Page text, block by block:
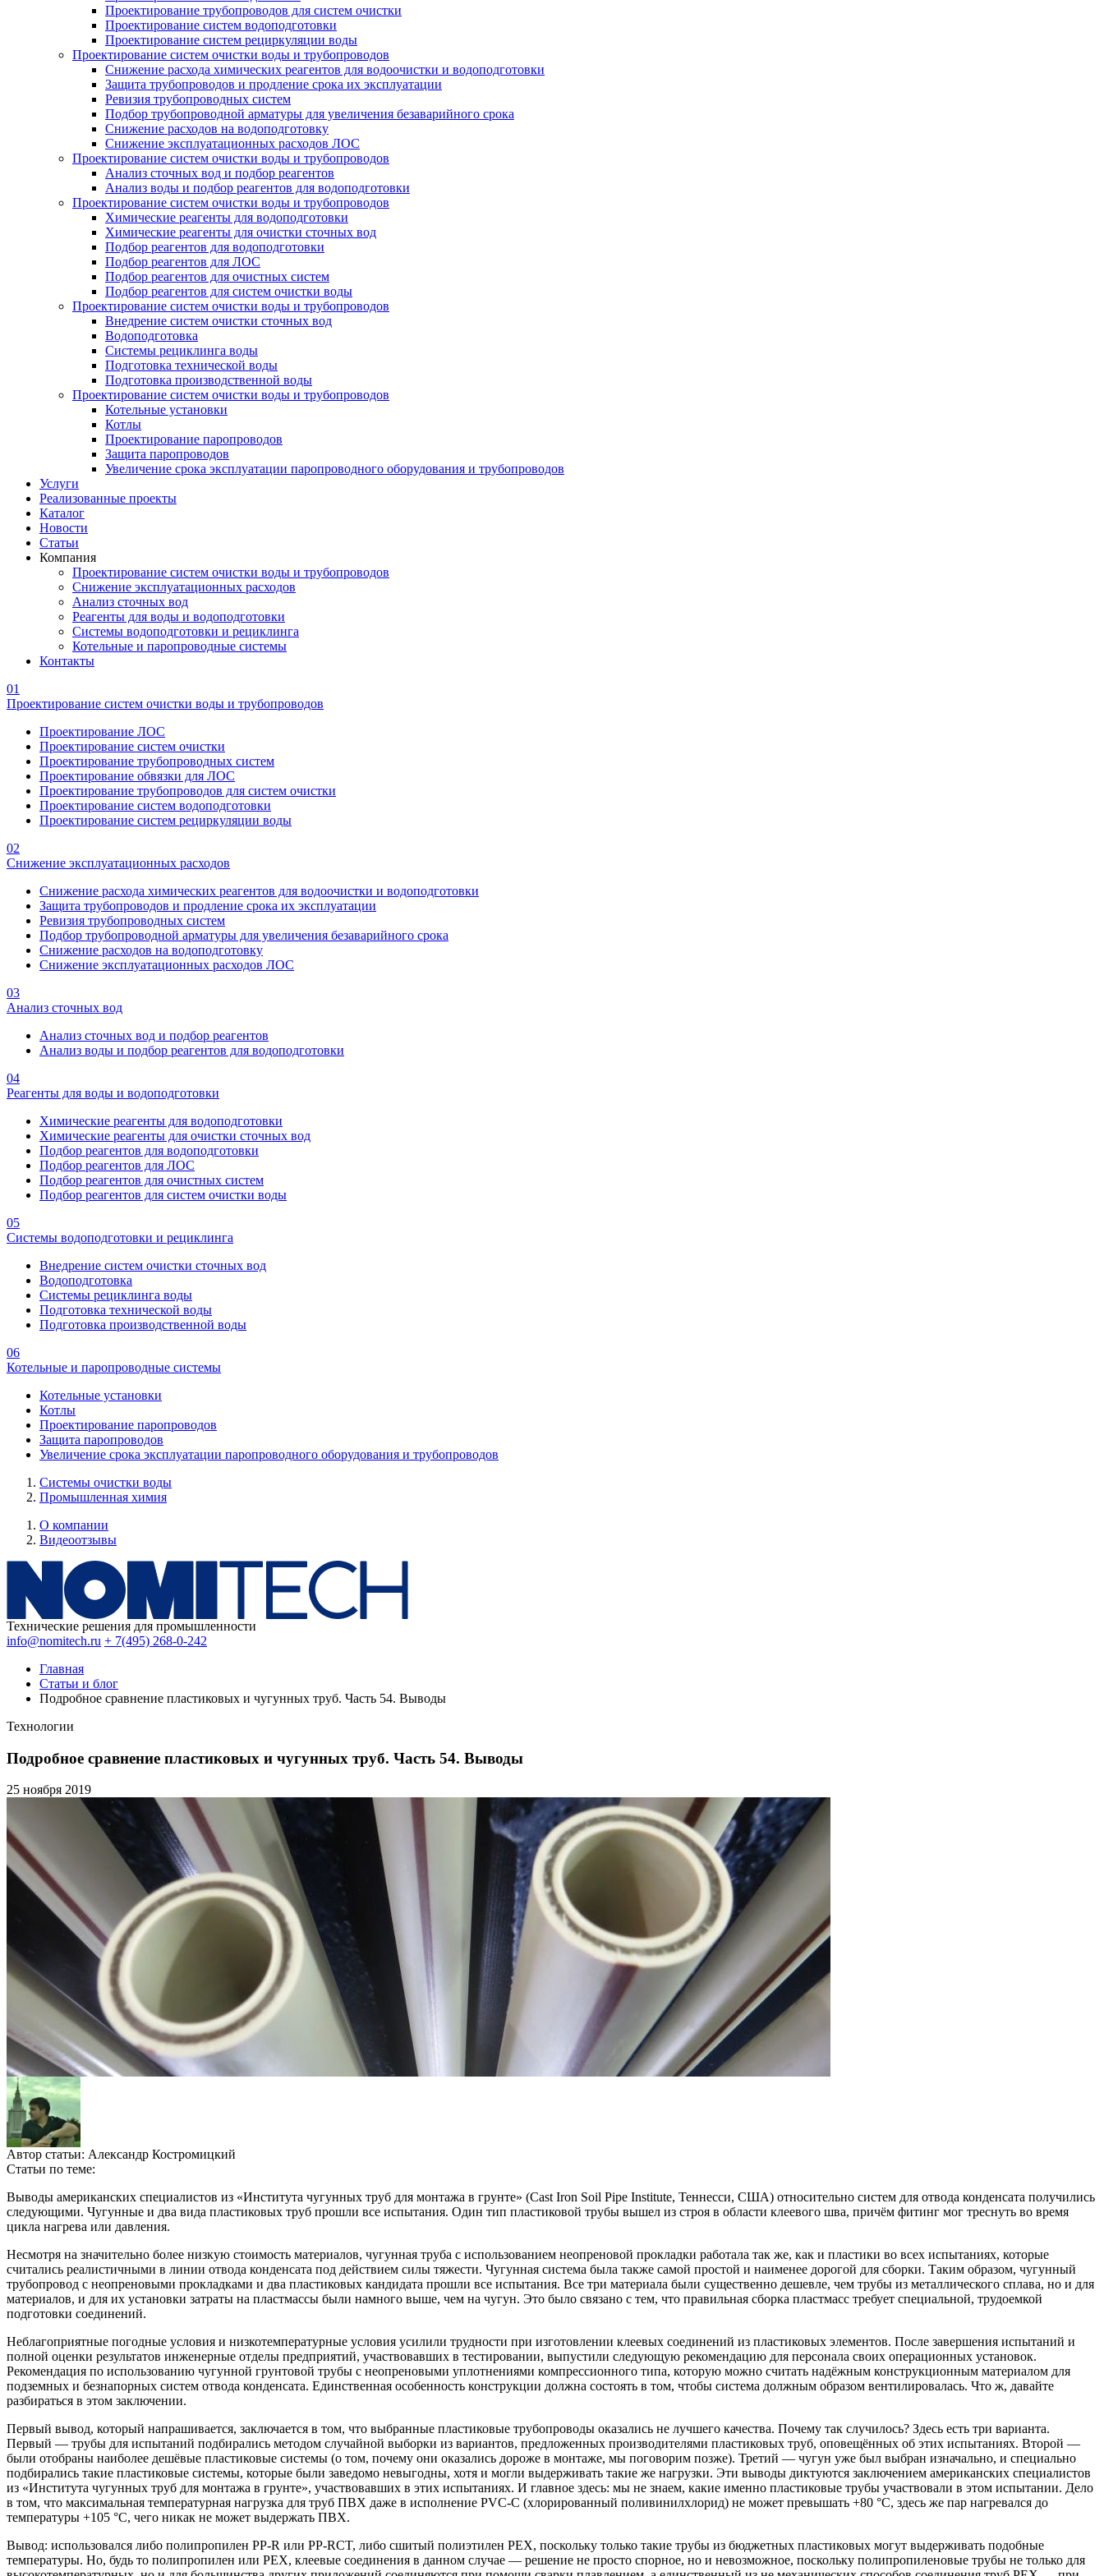
Проектирование трубопроводов для систем очистки
Проектирование систем водоподготовки
Проектирование систем рециркуляции воды
Проектирование систем очистки воды и трубопроводов
Снижение расхода химических реагентов для водоочистки и водоподготовки
Защита трубопроводов и продление срока их эксплуатации
Ревизия трубопроводных систем
Подбор трубопроводной арматуры для увеличения безаварийного срока
Снижение расходов на водоподготовку
Снижение эксплуатационных расходов ЛОС
Проектирование систем очистки воды и трубопроводов
Анализ сточных вод и подбор реагентов
Анализ воды и подбор реагентов для водоподготовки
Проектирование систем очистки воды и трубопроводов
Химические реагенты для водоподготовки
Химические реагенты для очистки сточных вод
Подбор реагентов для водоподготовки
Подбор реагентов для ЛОС
Подбор реагентов для очистных систем
Подбор реагентов для систем очистки воды
Проектирование систем очистки воды и трубопроводов
Внедрение систем очистки сточных вод
Водоподготовка
Системы рециклинга воды
Подготовка технической воды
Подготовка производственной воды
Проектирование систем очистки воды и трубопроводов
Котельные установки
Котлы
Проектирование паропроводов
Защита паропроводов
Увеличение срока эксплуатации паропроводного оборудования и трубопроводов
Услуги
Реализованные проекты
Каталог
Новости
Статьи
Компания
Проектирование систем очистки воды и трубопроводов
Снижение эксплуатационных расходов
Анализ сточных вод
Реагенты для воды и водоподготовки
Системы водоподготовки и рециклинга
Котельные и паропроводные системы
Контакты
01
Проектирование систем очистки воды и трубопроводов
Проектирование ЛОС
Проектирование систем очистки
Проектирование трубопроводных систем
Проектирование обвязки для ЛОС
Проектирование трубопроводов для систем очистки
Проектирование систем водоподготовки
Проектирование систем рециркуляции воды
02
Снижение эксплуатационных расходов
Снижение расхода химических реагентов для водоочистки и водоподготовки
Защита трубопроводов и продление срока их эксплуатации
Ревизия трубопроводных систем
Подбор трубопроводной арматуры для увеличения безаварийного срока
Снижение расходов на водоподготовку
Снижение эксплуатационных расходов ЛОС
03
Анализ сточных вод
Анализ сточных вод и подбор реагентов
Анализ воды и подбор реагентов для водоподготовки
04
Реагенты для воды и водоподготовки
Химические реагенты для водоподготовки
Химические реагенты для очистки сточных вод
Подбор реагентов для водоподготовки
Подбор реагентов для ЛОС
Подбор реагентов для очистных систем
Подбор реагентов для систем очистки воды
05
Системы водоподготовки и рециклинга
Внедрение систем очистки сточных вод
Водоподготовка
Системы рециклинга воды
Подготовка технической воды
Подготовка производственной воды
06
Котельные и паропроводные системы
Котельные установки
Котлы
Проектирование паропроводов
Защита паропроводов
Увеличение срока эксплуатации паропроводного оборудования и трубопроводов
Системы очистки воды
Промышленная химия
О компании
Видеоотзывы
Технические решения для промышленности
info@nomitech.ru + 7(495) 268-0-242
Главная
Статьи и блог
Подробное сравнение пластиковых и чугунных труб. Часть 54. Выводы
Технологии
Подробное сравнение пластиковых и чугунных труб. Часть 54. Выводы
25 ноября 2019
Автор статьи: Александр Костромицкий
Статьи по теме:
Выводы американских специалистов из «Института чугунных труб для монтажа в грунте» (Cast Iron Soil Pipe Institute, Теннесси, США) относительно систем для отвода конденсата получились
следующими. Чугунные и два вида пластиковых труб прошли все испытания. Один тип пластиковой трубы вышел из строя в области клеевого шва, причём фитинг мог треснуть во время
цикла нагрева или давления.
Несмотря на значительно более низкую стоимость материалов, чугунная труба с использованием неопреновой прокладки работала так же, как и пластики во всех испытаниях, которые
считались реалистичными в линии отвода конденсата под действием силы тяжести. Чугунная система была также самой простой и наименее дорогой для сборки. Таким образом, чугунный
трубопровод с неопреновыми прокладками и два пластиковых кандидата прошли все испытания. Все три материала были существенно дешевле, чем трубы из металлического сплава, но и для
материалов, и для их установки затраты на пластмассы были намного выше, чем на чугун. Это было связано с тем, что правильная сборка пластмасс требует специальной, трудоемкой
подготовки соединений.
Неблагоприятные погодные условия и низкотемпературные условия усилили трудности при изготовлении клеевых соединений из пластиковых элементов. После завершения испытаний и
полной оценки результатов инженерные отделы предприятий, участвовавших в тестировании, выпустили следующую рекомендацию для персонала своих операционных установок.
Рекомендация по использованию чугунной грунтовой трубы с неопреновыми уплотнениями компрессионного типа, которую можно считать надёжным конструкционным материалом для
подземных и безнапорных систем отвода конденсата. Единственная особенность конструкции должна состоять в том, чтобы система должным образом вентилировалась. Что ж, давайте
разбираться в этом заключении.
Первый вывод, который напрашивается, заключается в том, что выбранные пластиковые трубопроводы оказались не лучшего качества. Почему так случилось? Здесь есть три варианта.
Первый — трубы для испытаний подбирались методом случайной выборки из вариантов, предложенных производителями пластиковых труб, оповещённых об этих испытаниях. Второй —
были отобраны наиболее дешёвые пластиковые системы (о том, почему они оказались дороже в монтаже, мы поговорим позже). Третий — чугун уже был выбран изначально, и специально
подбирались такие пластиковые системы, которые были заведомо невыгодны, хотя и могли выдерживать такие же нагрузки. Эти выводы диктуются заключением американских специалистов
из «Института чугунных труб для монтажа в грунте», участвовавших в этих испытаниях. И главное здесь: мы не знаем, какие именно пластиковые трубы участвовали в этом испытании. Дело
в том, что максимальная температурная нагрузка для труб ПВХ даже в исполнение PVC-C (хлорированный поливинилхлорид) не может превышать +80 °C, здесь же пар нагревался до
температуры +105 °C, чего никак не может выдержать ПВХ.
Вывод: использовался либо полипропилен PP-R или PP-RCT, либо сшитый полиэтилен PEX, поскольку только такие трубы из бюджетных пластиковых могут выдерживать подобные
температуры. Но, будь то полипропилен или PEX, клеевые соединения в данном случае — решение не просто спорное, но и невозможное, поскольку полипропиленовые трубы не только для